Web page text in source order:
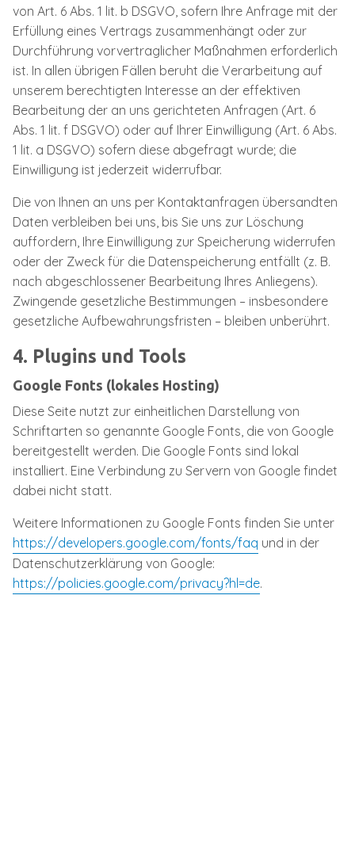
von Art. 6 Abs. 1 lit. b DSGVO, sofern Ihre Anfrage mit der
Erfüllung eines Vertrags zusammenhängt oder zur
Durchführung vorvertraglicher Maßnahmen erforderlich
ist. In allen übrigen Fällen beruht die Verarbeitung auf
unserem berechtigten Interesse an der effektiven
Bearbeitung der an uns gerichteten Anfragen (Art. 6
Abs. 1 lit. f DSGVO) oder auf Ihrer Einwilligung (Art. 6 Abs.
1 lit. a DSGVO) sofern diese abgefragt wurde; die
Einwilligung ist jederzeit widerrufbar.
Die von Ihnen an uns per Kontaktanfragen übersandten
Daten verbleiben bei uns, bis Sie uns zur Löschung
auffordern, Ihre Einwilligung zur Speicherung widerrufen
oder der Zweck für die Datenspeicherung entfällt (z. B.
nach abgeschlossener Bearbeitung Ihres Anliegens).
Zwingende gesetzliche Bestimmungen – insbesondere
gesetzliche Aufbewahrungsfristen – bleiben unberührt.
4. Plugins und Tools
Google Fonts (lokales Hosting)
Diese Seite nutzt zur einheitlichen Darstellung von
Schriftarten so genannte Google Fonts, die von Google
bereitgestellt werden. Die Google Fonts sind lokal
installiert. Eine Verbindung zu Servern von Google findet
dabei nicht statt.
Weitere Informationen zu Google Fonts finden Sie unter
https://developers.google.com/fonts/faq und in der
Datenschutzerklärung von Google:
https://policies.google.com/privacy?hl=de.